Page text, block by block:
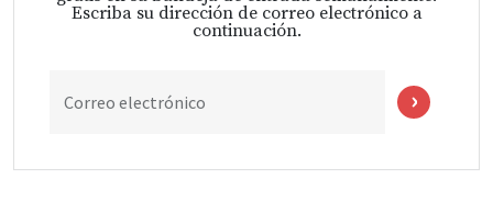
Escriba su dirección de correo electrónico a
continuación.
Correo electrónico